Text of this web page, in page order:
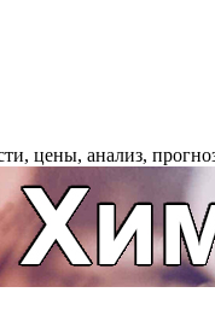
цены, анализ,